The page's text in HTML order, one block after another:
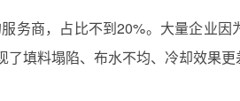
商，占比不到20%。大量企业因
填料塌陷、布水不均、冷却效果更